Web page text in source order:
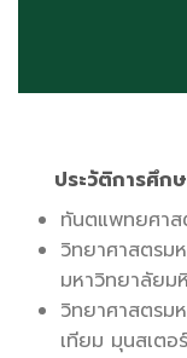
ประวัติการศึก
ทันตแพทยศา
วิทยาศาสตรม
มหาวิทยาลัยม
วิทยาศาสตรม
เทียม มุนสเตอ